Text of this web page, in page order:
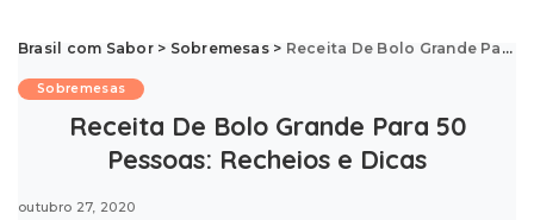
Brasil com Sabor> Sobremesas> Receita De Bolo Grande Para 50 Pessoas: Recheios e Dicas
Sobremesas
Receita De Bolo Grande Para 50
Pessoas: Recheios e Dicas
outubro 27, 2020